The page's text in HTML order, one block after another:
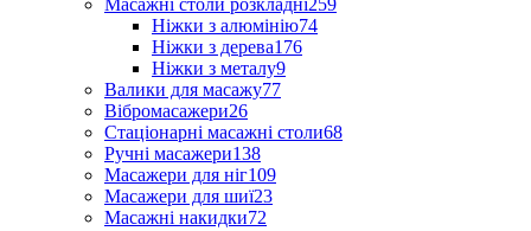
Масажні столи розкладні259
Ніжки з алюмінію74
Ніжки з дерева176
Ніжки з металу9
Валики для масажу77
Вібромасажери26
Стаціонарні масажні столи68
Ручні масажери138
Масажери для ніг109
Масажери для шиї23
Масажні накидки72